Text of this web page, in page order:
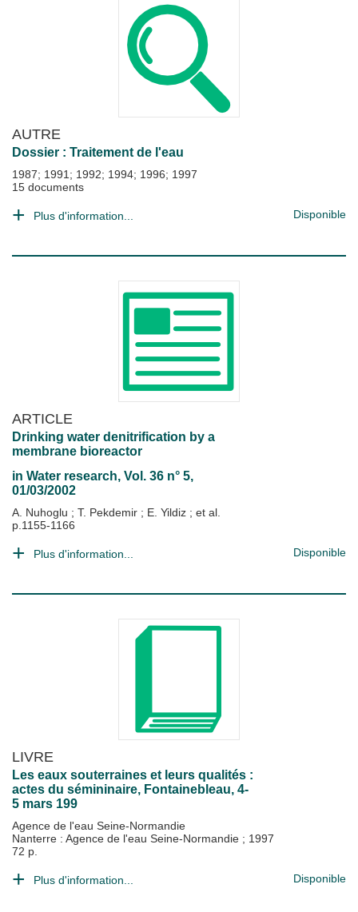
AUTRE
Dossier : Traitement de l'eau
1987; 1991; 1992; 1994; 1996; 1997
15 documents
Plus d'information... Disponible
ARTICLE
Drinking water denitrification by a
membrane bioreactor
in Water research, Vol. 36 n° 5,
01/03/2002
A. Nuhoglu ; T. Pekdemir ; E. Yildiz ; et al.
p.1155-1166
Plus d'information... Disponible
LIVRE
Les eaux souterraines et leurs qualités :
actes du sémininaire, Fontainebleau, 4-
5 mars 199
Agence de l'eau Seine-Normandie
Nanterre : Agence de l'eau Seine-Normandie ; 1997
72 p.
Plus d'information... Disponible